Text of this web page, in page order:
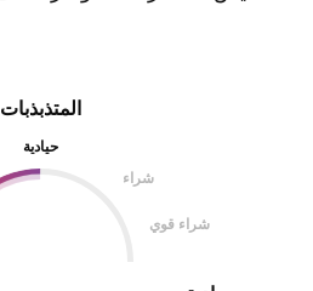
المتذبذبات
حيادية
شراء
شراء قوي